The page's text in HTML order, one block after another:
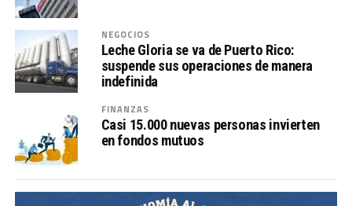
NEGOCIOS
Leche Gloria se va de Puerto Rico:
suspende sus operaciones de manera
indefinida
FINANZAS
Casi 15.000 nuevas personas invierten
en fondos mutuos